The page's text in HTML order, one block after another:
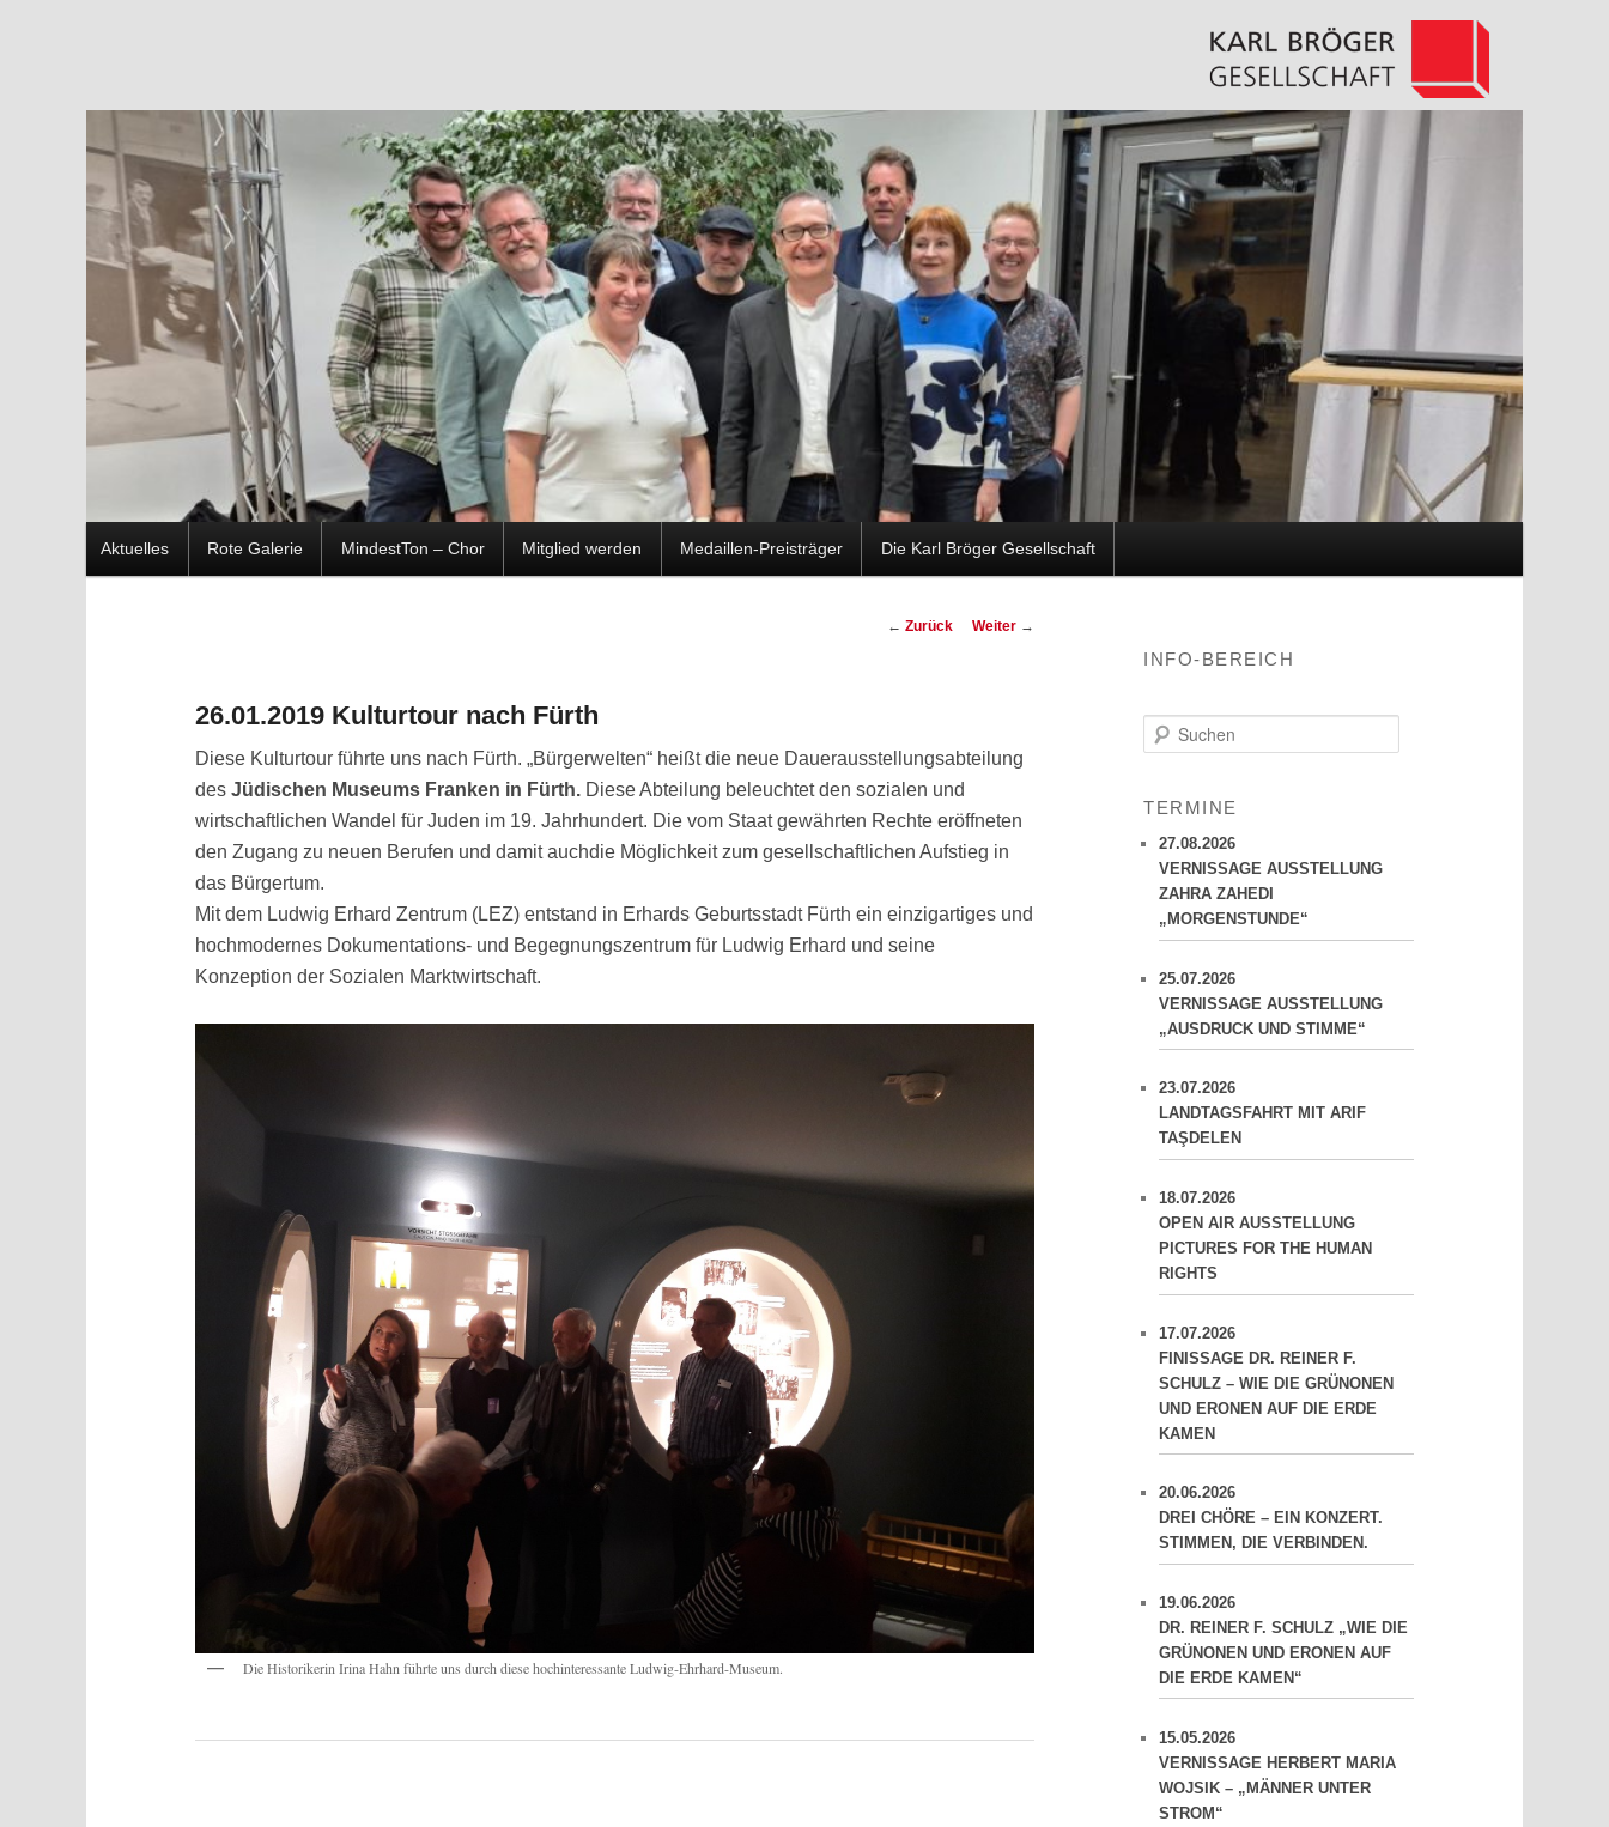
Zum
Zum
wechseln
Aktuelles Rote Galerie MindestTon – Chor Mitglied werden Medaillen-Preisträger Die Karl Bröger Gesellschaft
Beitragsnavigation
← Zurück Weiter →
26.01.2019 Kulturtour nach Fürth
Diese Kulturtour führte uns nach Fürth. „Bürgerwelten“ heißt die neue Dauerausstellungsabteilung
desJüdischen Museums Franken in Fürth. Diese Abteilung beleuchtet den sozialen und
wirtschaftlichen Wandel für Juden im 19. Jahrhundert. Die vom Staat gewährten Rechte eröffneten
den Zugang zu neuen Berufen und damit auchdie Möglichkeit zum gesellschaftlichen Aufstieg in
das Bürgertum.
Mit dem Ludwig Erhard Zentrum (LEZ) entstand in Erhards Geburtsstadt Fürth ein einzigartiges und
hochmodernes Dokumentations- und Begegnungszentrum für Ludwig Erhard und seine
Konzeption der Sozialen Marktwirtschaft.
Die Historikerin Irina Hahn führte uns durch diese hochinteressante Ludwig-Ehrhard-Museum.
INFO-BEREICH
e
n
TERMINE
27.08.2026
VERNISSAGE AUSSTELLUNG
ZAHRA ZAHEDI
„MORGENSTUNDE“
25.07.2026
VERNISSAGE AUSSTELLUNG
„AUSDRUCK UND STIMME“
23.07.2026
LANDTAGSFAHRT MIT ARIF
TAŞDELEN
18.07.2026
OPEN AIR AUSSTELLUNG
PICTURES FOR THE HUMAN
RIGHTS
17.07.2026
FINISSAGE DR. REINER F.
SCHULZ – WIE DIE GRÜNONEN
UND ERONEN AUF DIE ERDE
KAMEN
20.06.2026
DREI CHÖRE – EIN KONZERT.
STIMMEN, DIE VERBINDEN.
19.06.2026
DR. REINER F. SCHULZ „WIE DIE
GRÜNONEN UND ERONEN AUF
DIE ERDE KAMEN“
15.05.2026
VERNISSAGE HERBERT MARIA
WOJSIK – „MÄNNER UNTER
STROM“